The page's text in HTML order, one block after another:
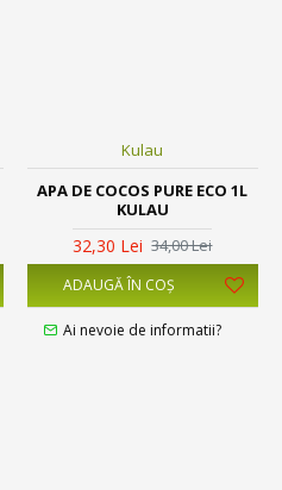
Kulau
APA DE COCOS PURE ECO 1L
KULAU
32,30 Lei 34,00 Lei
ADAUGĂ ÎN COŞ
Ai nevoie de informatii?